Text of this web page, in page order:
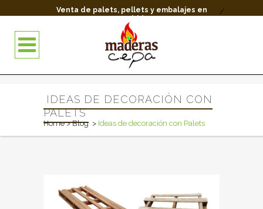
Venta de palets, pellets y embalajes en
/
IDEAS DE DECORACIÓN CON
PALETS
Home>Blog > Ideas de decoración con Palets